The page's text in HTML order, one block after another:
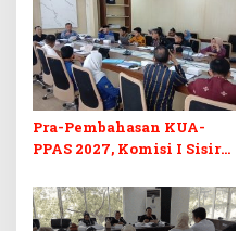
Pra-Pembahasan KUA-
PPAS 2027, Komisi I Sisir
Berkelanjutan